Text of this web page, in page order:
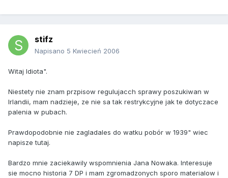
stifz
Napisano 5 Kwiecień 2006
Witaj Idiota".
Niestety nie znam przpisow regulujacch sprawy poszukiwan w
Irlandii, mam nadzieje, ze nie sa tak restrykcyjne jak te dotyczace
palenia w pubach.
Prawdopodobnie nie zagladales do watku pobór w 1939" wiec
napisze tutaj.
Bardzo mnie zaciekawily wspomnienia Jana Nowaka. Interesuje
sie mocno historia 7 DP i mam zgromadzonych sporo materialow i